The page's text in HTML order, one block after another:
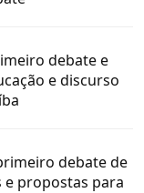
debate e
e discurso
debate de
e propostas para